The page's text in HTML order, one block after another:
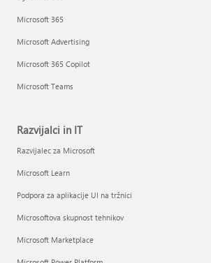
Microsoft 365
Microsoft Advertising
Microsoft 365 Copilot
Microsoft Teams
Razvijalci in IT
Razvijalec za Microsoft
Microsoft Learn
Podpora za aplikacije UI na tržnici
Microsoftova skupnost tehnikov
Microsoft Marketplace